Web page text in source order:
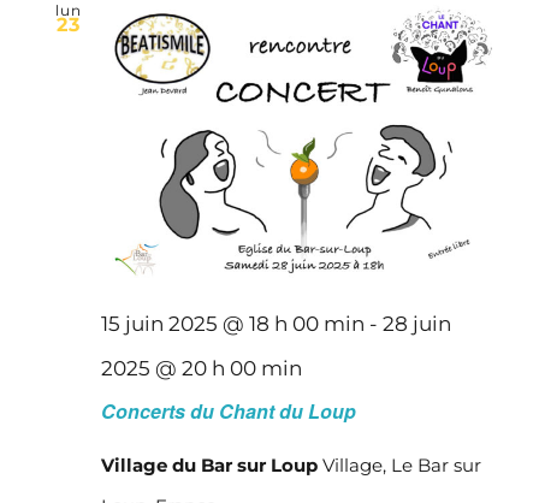
vues
lun
23
15 juin 2025 @ 18 h 00 min - 28 juin
2025 @ 20 h 00 min
Concerts du Chant du Loup
Village du Bar sur Loup Village, Le Bar sur